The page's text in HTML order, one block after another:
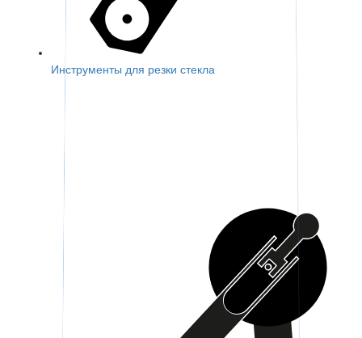
Инструменты для резки стекла